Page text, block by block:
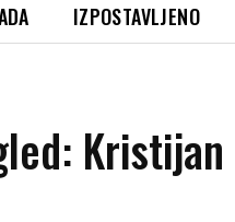
IZPOSTAVLJENO